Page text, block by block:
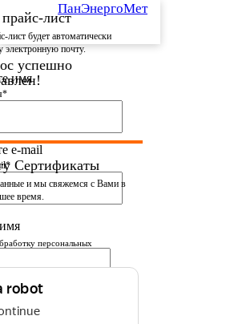
успешно
в ближайшее время.
лист
лист будет автоматически
электронную почту.
имя
e-mail
персональных
Сертификаты
и мы свяжемся с Вами в
время.
телефона
ПанЭнергоМет